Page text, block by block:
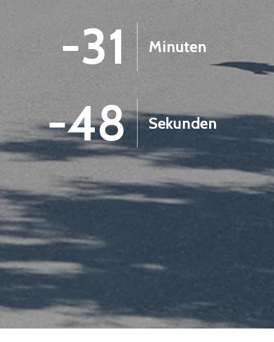
-31 Minuten
-49 Sekunden